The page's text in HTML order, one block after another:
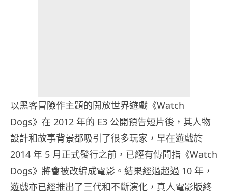
以黑客冒險作主題的開放世界遊戲《Watch
Dogs》在 2012 年的 E3 公開預告短片後，其人物
設計和故事背景都吸引了很多玩家，早在遊戲於
2014 年 5 月正式發行之前，已經有傳聞指《Watch
Dogs》將會被改編成電影。結果經過超過 10 年，
遊戲亦已經推出了三代和不斷演化，真人電影版終